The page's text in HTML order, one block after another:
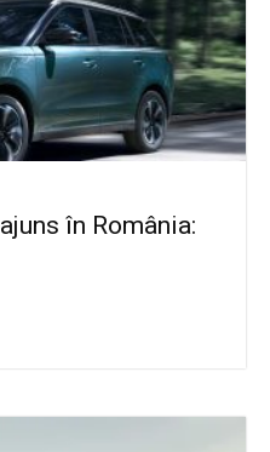
în România: